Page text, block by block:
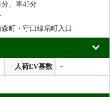
、車45分
町・守口線扇町入口
人荷EV基数 －